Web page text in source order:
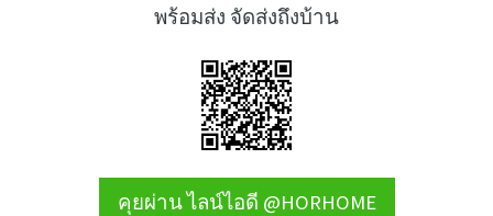
พร้อมส่ง จัดส่งถึงบ้าน
คุยผ่าน ไลน์ไอดี @HORHOME